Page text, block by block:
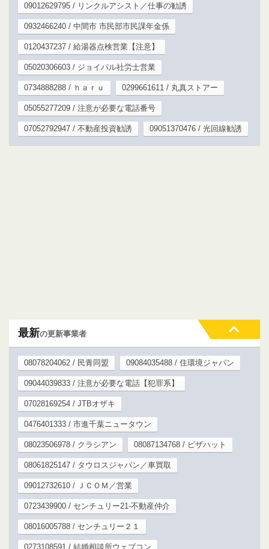
09012629795 / リンクルアシスト／仕事の勧誘
0932466240 / 中間市 市民部市民課年金係
0120437237 / 給湯器点検営業【注意】
05020306603 / ジョイパル社労士営業
0734888288 / ｈａｒｕ 0299661611 / 丸真ストアー
05055277209 / 注意が必要な電話番号
07052792947 / 不動産投資勧誘 09051370476 / 光回線勧誘
最新の更新事業者
08078204062 / 民青同盟 09084035488 / 住環境ジャパン
09044039833 / 注意が必要な電話【犯罪系】
07028169254 / JTBオザキ
0476401333 / 市進千葉ニュータウン
08023506978 / クラシアン 08087134768 / ピザハット
08061825147 / タウロスジャパン／車買取
09012732610 / ＪＣＯＭ／営業
0723439900 / センチュリー21-不動産仲介
08016005788 / センチュリー２１
0273108591 / 結婚相談所ウェブコン